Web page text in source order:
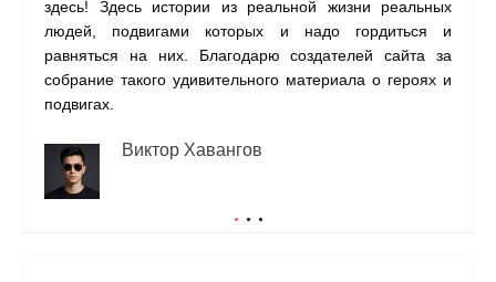
здесь! Здесь истории из реальной жизни реальных
людей, подвигами которых и надо гордиться и
равняться на них. Благодарю создателей сайта за
собрание такого удивительного материала о героях и
подвигах.
Виктор Хавангов